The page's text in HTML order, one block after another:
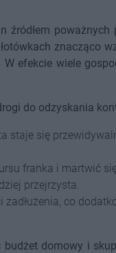
źródłem
znacząco
efekcie wiele
do odzyskania
staje się
franka i martwić
przejrzysta.
co
domowy i